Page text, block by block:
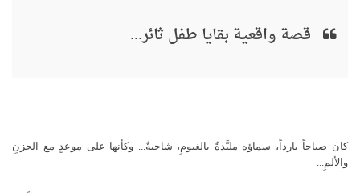
قصة واقعية بقايا طفل ثائر...
كان صباحاً بارداً، سماؤه ملبَّدةٌ بالغيومِ، شاحبةٌ... وكأنها على موعدٍ مع الحزنِ
والألمِ...